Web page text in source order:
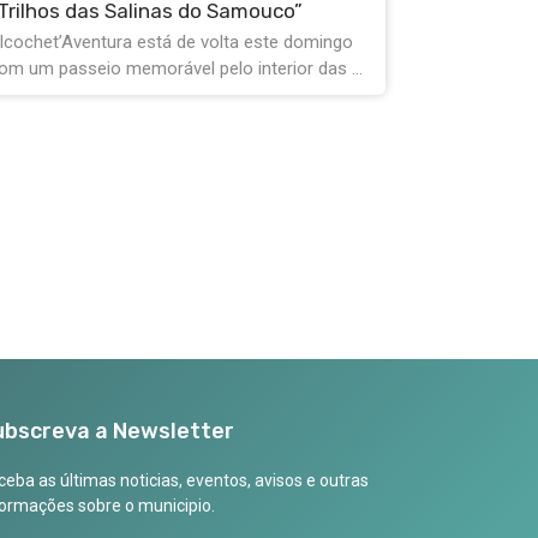
- O Musical” chega este fim de
a Alcochete, trazendo ao palco do ...
a Newsletter
as últimas noticias, eventos, avisos e outras
sobre o municipio.